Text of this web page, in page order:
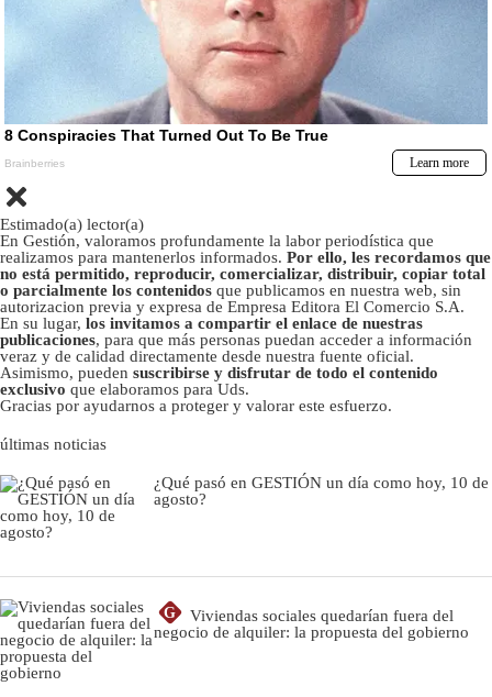
Estimado(a) lector(a)
En Gestión, valoramos profundamente la labor periodística que
realizamos para mantenerlos informados. Por ello, les recordamos que
no está permitido, reproducir, comercializar, distribuir, copiar total
o parcialmente los contenidos que publicamos en nuestra web, sin
autorizacion previa y expresa de Empresa Editora El Comercio S.A.
En su lugar, los invitamos a compartir el enlace de nuestras
publicaciones, para que más personas puedan acceder a información
veraz y de calidad directamente desde nuestra fuente oficial.
Asimismo, pueden suscribirse y disfrutar de todo el contenido
exclusivo que elaboramos para Uds.
Gracias por ayudarnos a proteger y valorar este esfuerzo.
últimas noticias
¿Qué pasó en GESTIÓN un día como hoy, 10 de
agosto?
G
Viviendas sociales quedarían fuera del
negocio de alquiler: la propuesta del gobierno